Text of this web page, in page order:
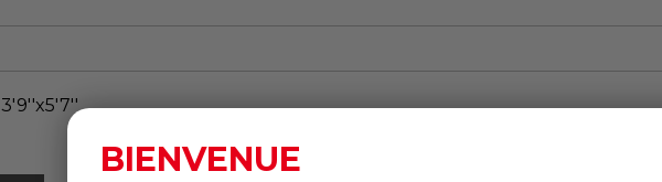
3'9''x5'7''
BIENVENUE